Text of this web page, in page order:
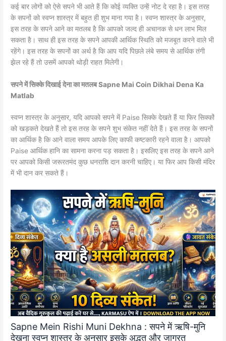
कई बार लोगों को ऐसे सपने भी आते हैं कि कोई व्यक्ति उन्हें नोट दे रहा है। इस तरह
के सपनों को स्वप्न शास्त्र में बहुत ही शुभ माना गया है। स्वप्न शास्त्र के अनुसार,
इस तरह के सपने आने का मतलब है कि आपको जल्द ही अचानक से धन लाभ मिल
सकता है। साथ ही इस तरह के सपने आपकी आर्थिक स्थिति को मजबूत करने वाले भी
रहेंगे। इस तरह के सपनों का अर्थ है कि आप यदि पिछले लंबे समय से आर्थिक तंगी
झेल रहे हैं तो उसमें आपको थोड़ी राहत मिलेगी।
सपने में सिक्के दिखाई देना का मतलब Sapne Mai Coin Dikhai Dena Ka
Matlab
स्वप्न शास्त्र के अनुसार, यदि आपको सपने में Paise सिक्के देखते हैं या फिर सिक्कों
को खड़कते देखते हैं तो इस तरह के सपने शुभ संकेत नहीं देते हैं। इस तरह के सपनों
का आर्थिक है कि आने वाला समय आपके लिए काफी कष्टकारी रहने वाला है। आपको
Paise आर्थिक हानि का सामना करना पड़ सकता है। इसलिए इस तरह के सपने आने
पर आपको किसी जरूरतमंद कुछ धनराशि दान करनी चाहिए। या फिर आप किसी मंदिर
में भी दान कर सकते हैं।
Sapne Mein Rishi Muni Dekhna : सपने में ऋषि-मुनि
देखना स्वप्न शास्त्र के अनुसार इसके अद्भुत और जाग्रत